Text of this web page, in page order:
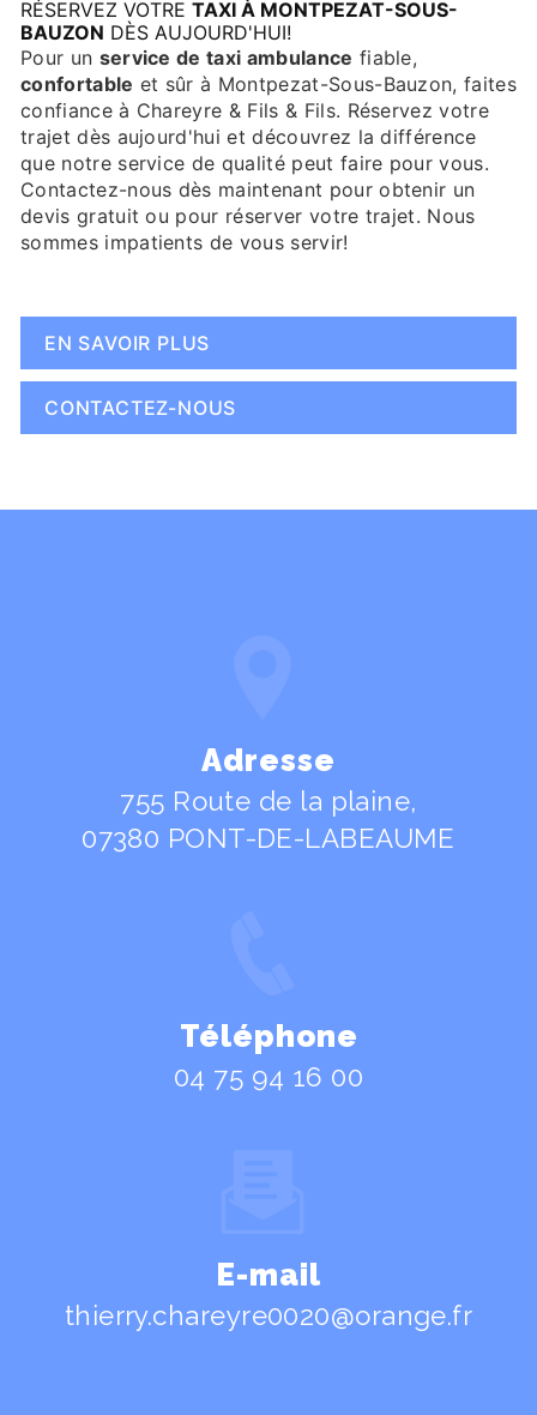
RÉSERVEZ VOTRE TAXI À MONTPEZAT-SOUS-
BAUZON DÈS AUJOURD'HUI!
Pour un service de taxi ambulance fiable,
confortable et sûr à Montpezat-Sous-Bauzon, faites
confiance à Chareyre & Fils & Fils. Réservez votre
trajet dès aujourd'hui et découvrez la différence
que notre service de qualité peut faire pour vous.
Contactez-nous dès maintenant pour obtenir un
devis gratuit ou pour réserver votre trajet. Nous
sommes impatients de vous servir!
EN SAVOIR PLUS
CONTACTEZ-NOUS
Adresse
755 Route de la plaine,
07380 PONT-DE-LABEAUME
Téléphone
04 75 94 16 00
E-mail
thierry.chareyre0020@orange.fr